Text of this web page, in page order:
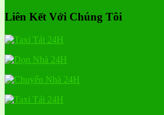
Liên Kết Với Chúng Tôi